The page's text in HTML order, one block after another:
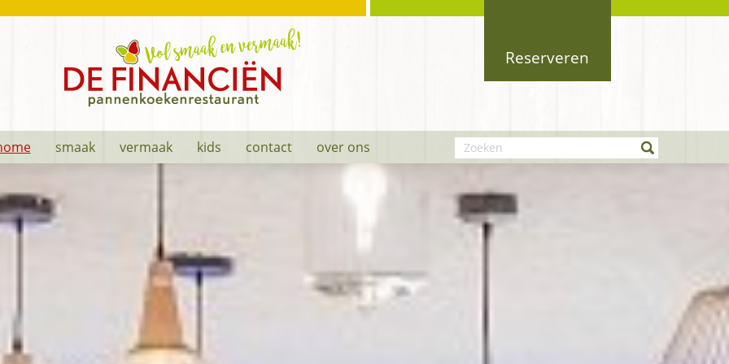
Financiën
-
pannenkoekenrestaurant
smaak
Reserveren
smaak vermaak kids contact over ons Zoeken